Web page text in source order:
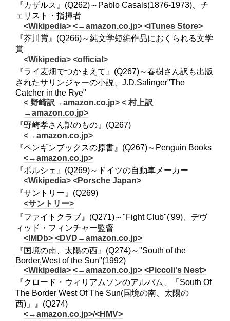
『カザルス』(Q262)～Pablo Casals(1876-1973)、チ
ェリスト・指揮者
<Wikipedia> <→amazon.co.jp> <iTunes Store>
『芥川賞』(Q266)～純文学短編作品におくられる文学
賞
<Wikipedia> <official>
『ライ麦畑でつかまえて』(Q267)～春樹さん訳も出版
されたサリンジャーの小説、J.D.Salinger"The
Catcher in the Rye"
< 野崎訳→amazon.co.jp> < 村上訳
→amazon.co.jp>
『野崎孝さん訳のもの』(Q267)
<→amazon.co.jp>
『ペンギンブックスの原書』(Q267)～Penguin Books
<→amazon.co.jp>
『ポルシェ』(Q269)～ドイツの自動車メーカー
<Wikipedia> <Porsche Japan>
『サントリー』(Q269)
<サントリー>
『ファイトクラブ』(Q271)～"Fight Club"('99)、デヴ
ィッド・フィンチャー監督
<IMDb> <DVD→amazon.co.jp>
『国境の南、太陽の西』(Q274)～"South of the
Border,West of the Sun"(1992)
<Wikipedia> <→amazon.co.jp> <Piccoli's Nest>
『クロード・ウィリアムソンのアルバム、「South Of
The Border West Of The Sun(国境の南、太陽の
西)」』(Q274)
<→amazon.co.jp>/<HMV>